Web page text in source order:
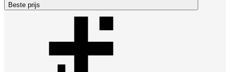
Beste prijs